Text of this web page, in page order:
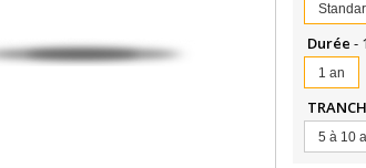
Durée-
1 an
5 à 10